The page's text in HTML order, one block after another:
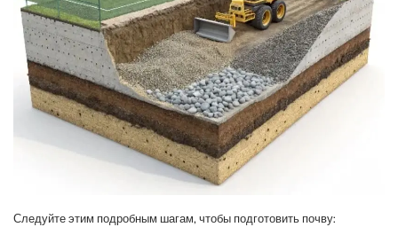
Следуйте этим подробным шагам, чтобы подготовить почву: